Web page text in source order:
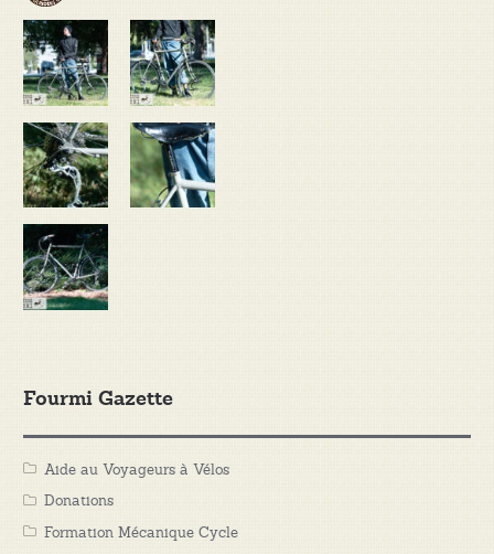
Fourmi Gazette
Aide au Voyageurs à Vélos
Donations
Formation Mécanique Cycle